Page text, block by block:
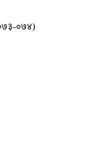
०७४)